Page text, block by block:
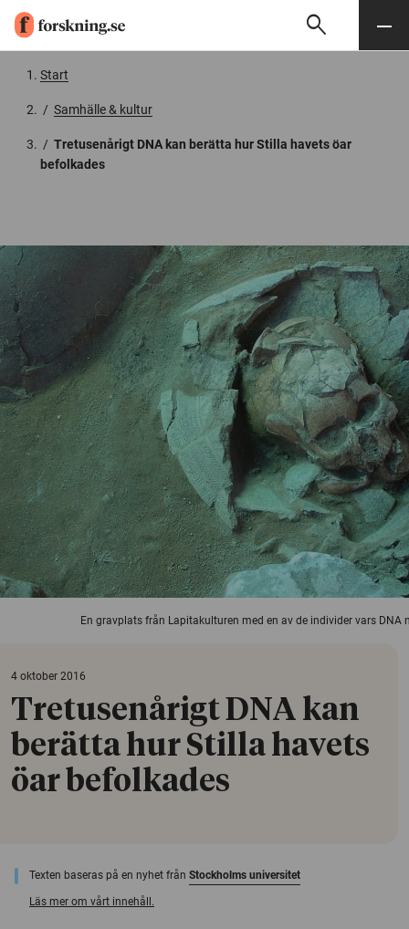
Söksearch Meny
Start
/ Samhälle & kultur
/ Tretusenårigt DNA kan berätta hur Stilla havets öar
befolkades
En gravplats från Lapitakulturen med en av de individer vars DNA
4 oktober 2016
Tretusenårigt DNA kan
berätta hur Stilla havets
öar befolkades
Texten baseras på en nyhet från Stockholms universitet
Läs mer om vårt innehåll.